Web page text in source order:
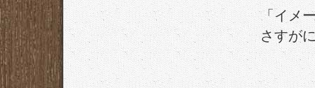
「イメ
さすが